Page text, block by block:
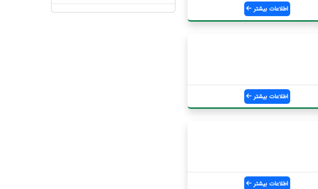
اطلاعات بیشتر
اطلاعات بیشتر
اطلاعات بیشتر